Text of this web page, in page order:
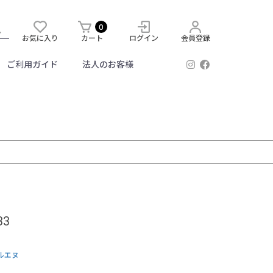
お気に入り
0
カート ログイン 会員登録
ご利用ガイド 法人のお客様
エヌ